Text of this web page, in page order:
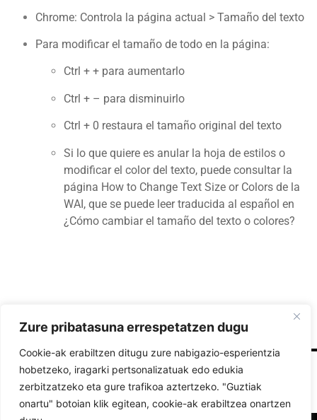
Zure pribatasuna errespetatzen dugu
Cookie-ak erabiltzen ditugu zure nabigazio-esperientzia
hobetzeko, iragarki pertsonalizatuak edo edukia
zerbitzatzeko eta gure trafikoa aztertzeko. "Guztiak
onartu" botoian klik egitean, cookie-ak erabiltzea onartzen
Chrome: Controla la página actual > Tamaño del texto
Para modificar el tamaño de todo en la página:
Ctrl + + para aumentarlo
Ctrl + – para disminuirlo
Ctrl + 0 restaura el tamaño original del texto
Si lo que quiere es anular la hoja de estilos o
modificar el color del texto, puede consultar la
página How to Change Text Size or Colors de la
WAI, que se puede leer traducida al español en
¿Cómo cambiar el tamaño del texto o colores?